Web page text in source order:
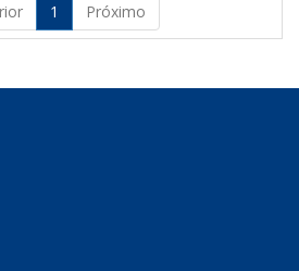
1 Próximo